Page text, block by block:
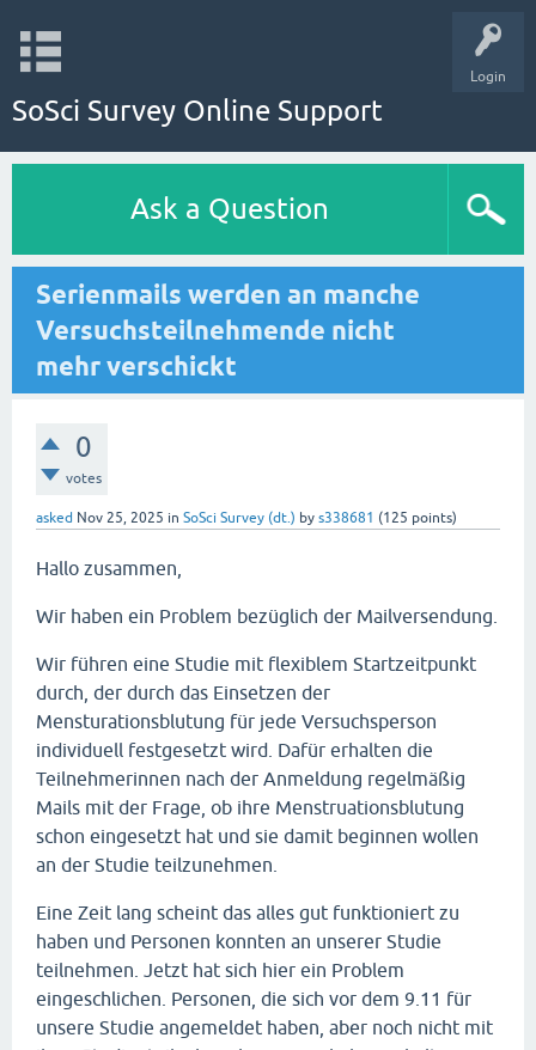
Login
SoSci Survey Online Support
Ask a Question
Serienmails werden an manche
Versuchsteilnehmende nicht
mehr verschickt
0
votes
asked Nov 25, 2025 in SoSci Survey (dt.) by s338681 (125 points)
Hallo zusammen,
Wir haben ein Problem bezüglich der Mailversendung.
Wir führen eine Studie mit flexiblem Startzeitpunkt
durch, der durch das Einsetzen der
Mensturationsblutung für jede Versuchsperson
individuell festgesetzt wird. Dafür erhalten die
Teilnehmerinnen nach der Anmeldung regelmäßig
Mails mit der Frage, ob ihre Menstruationsblutung
schon eingesetzt hat und sie damit beginnen wollen
an der Studie teilzunehmen.
Eine Zeit lang scheint das alles gut funktioniert zu
haben und Personen konnten an unserer Studie
teilnehmen. Jetzt hat sich hier ein Problem
eingeschlichen. Personen, die sich vor dem 9.11 für
unsere Studie angemeldet haben, aber noch nicht mit